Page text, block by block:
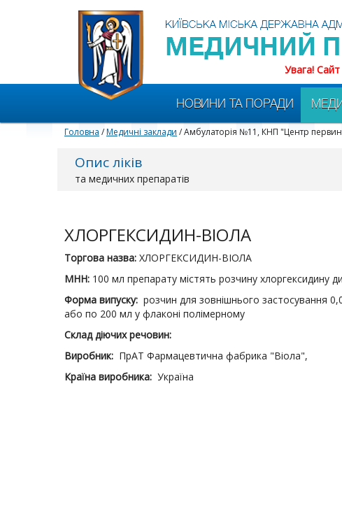
Увага!
НОВИНИ ТА ПОРАДИ
Головна /Медичні заклади / Амбулаторія №11, КНП "Центр
Опис ліків
та медичних препаратів
ХЛОРГЕКСИДИН-ВІОЛА
Торгова назва: ХЛОРГЕКСИДИН-ВІОЛА
МНН: 100 мл препарату містять розчину хлоргексидину
Форма випуску: розчин для зовнішнього застосування
або по 200 мл у флаконі полімерному
Склад діючих речовин:
Виробник: ПрАТ Фармацевтична фабрика "Віола",
Країна виробника: Україна